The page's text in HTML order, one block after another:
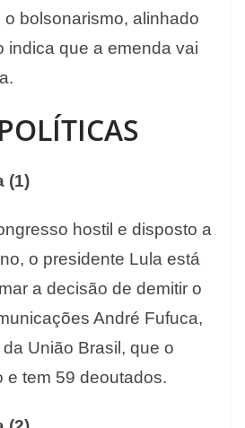
bolsonarismo, alinhado
indica que a emenda vai
(1)
hostil e disposto a
o presidente Lula está
a decisão de demitir o
André Fufuca,
União Brasil, que o
e tem 59 deoutados.